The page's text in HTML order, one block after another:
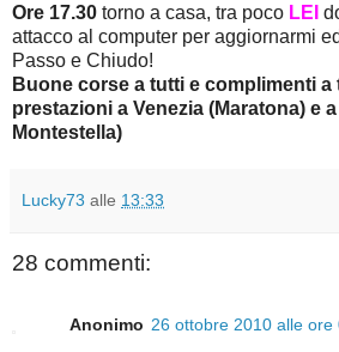
Ore 17.30 torno a casa, tra poco LEI
attacco al computer per aggiornarmi
Passo e Chiudo!
Buone corse a tutti e complimenti
prestazioni a Venezia (Maratona) e
Montestella)
Lucky73 alle 13:33
28 commenti:
Anonimo 26 ottobre 2010 alle ore